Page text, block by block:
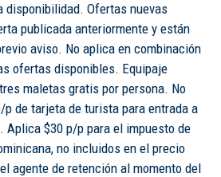
disponibilidad. Ofertas nuevas
publicada anteriormente y están
aviso. No aplica en combinación
ofertas disponibles. Equipaje
maletas gratis por persona. No
p de tarjeta de turista para entrada a
Aplica $30 p/p para el impuesto de
no incluidos en el precio
agente de retención al momento del